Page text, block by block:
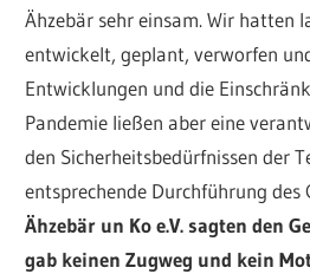
Ähzebär sehr einsam. Wir hatten
entwickelt, geplant, verworfen
Entwicklungen und die
Pandemie ließen aber eine
den Sicherheitsbedürfnissen der
entsprechende Durchführung des
Ähzebär un Ko e.V. sagten den
gab keinen Zugweg und kein